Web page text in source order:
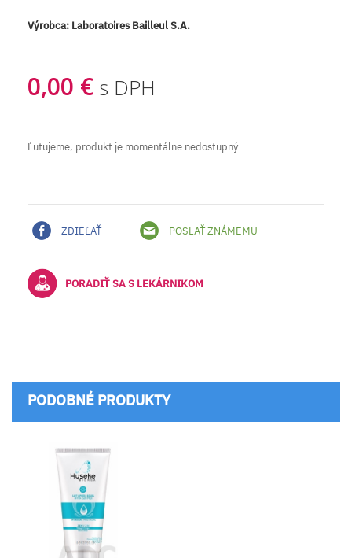
Výrobca: Laboratoires Bailleul S.A.
0,00 € s DPH
Ľutujeme, produkt je momentálne nedostupný
ZDIEĽAŤ POSLAŤ ZNÁMEMU
PORADIŤ SA S LEKÁRNIKOM
PODOBNÉ PRODUKTY